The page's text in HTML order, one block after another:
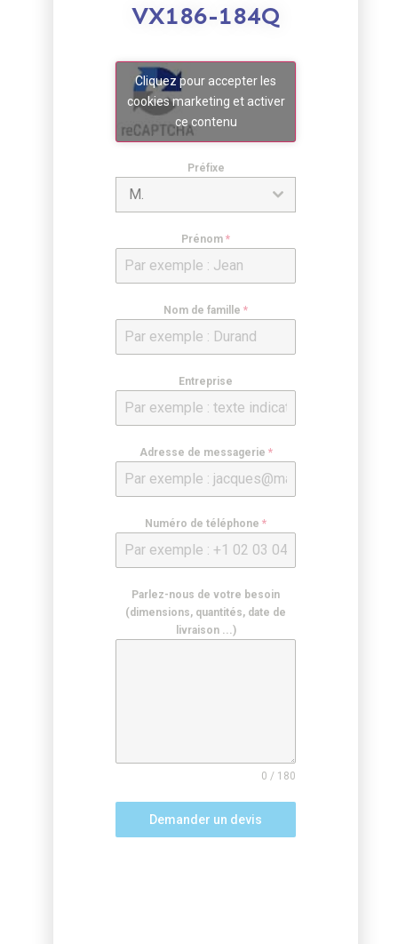
VX186-184Q
Cliquez pour accepter les
cookies marketing et activer
ce contenu
Préfixe
M.
Prénom *
Nom de famille *
Entreprise
Adresse de messagerie *
Numéro de téléphone *
Parlez-nous de votre besoin
(dimensions, quantités, date de
livraison ...)
0 / 180
Demander un devis